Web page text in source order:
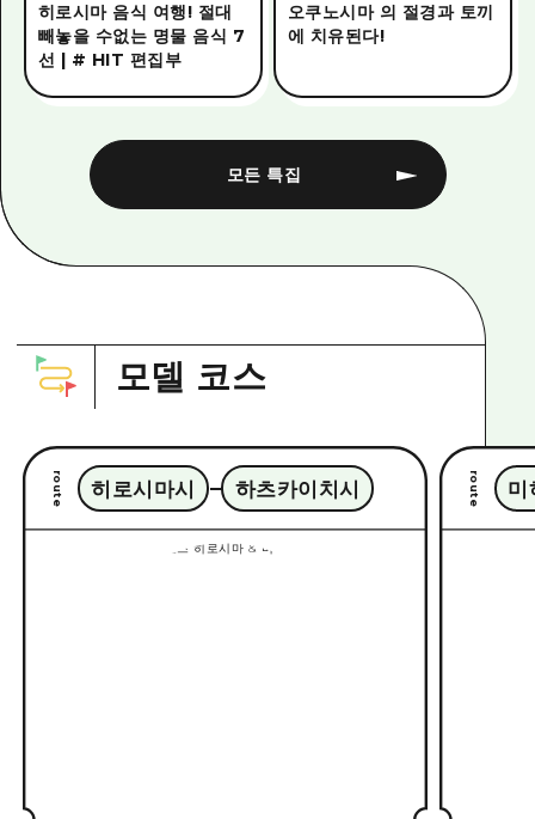
히로시마 음식 여행! 절대
빼놓을 수없는 명물 음식 7
선 | # HIT 편집부
오쿠노시마 의 절경과 토끼
에 치유된다!
모든 특집
모델 코스
route 히로시마시 하츠카이치시 route 미